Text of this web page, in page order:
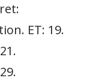
ET: 19.